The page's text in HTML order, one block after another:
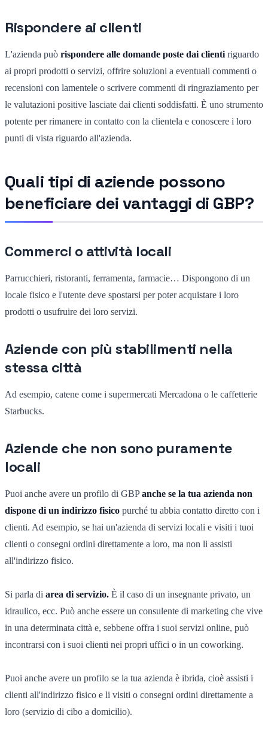
Rispondere ai clienti
L'azienda può rispondere alle domande poste dai clienti riguardo
ai propri prodotti o servizi, offrire soluzioni a eventuali commenti o
recensioni con lamentele o scrivere commenti di ringraziamento per
le valutazioni positive lasciate dai clienti soddisfatti. È uno strumento
potente per rimanere in contatto con la clientela e conoscere i loro
punti di vista riguardo all'azienda.
Quali tipi di aziende possono
beneficiare dei vantaggi di GBP?
Commerci o attività locali
Parrucchieri, ristoranti, ferramenta, farmacie… Dispongono di un
locale fisico e l'utente deve spostarsi per poter acquistare i loro
prodotti o usufruire dei loro servizi.
Aziende con più stabilimenti nella
stessa città
Ad esempio, catene come i supermercati Mercadona o le caffetterie
Starbucks.
Aziende che non sono puramente
locali
Puoi anche avere un profilo di GBPanche se la tua azienda non
dispone di un indirizzo fisico purché tu abbia contatto diretto con i
clienti. Ad esempio, se hai un'azienda di servizi locali e visiti i tuoi
clienti o consegni ordini direttamente a loro, ma non li assisti
all'indirizzo fisico.
Si parla di area di servizio. È il caso di un insegnante privato, un
idraulico, ecc. Può anche essere un consulente di marketing che vive
in una determinata città e, sebbene offra i suoi servizi online, può
incontrarsi con i suoi clienti nei propri uffici o in un coworking.
Puoi anche avere un profilo se la tua azienda è ibrida, cioè assisti i
clienti all'indirizzo fisico e li visiti o consegni ordini direttamente a
loro (servizio di cibo a domicilio).